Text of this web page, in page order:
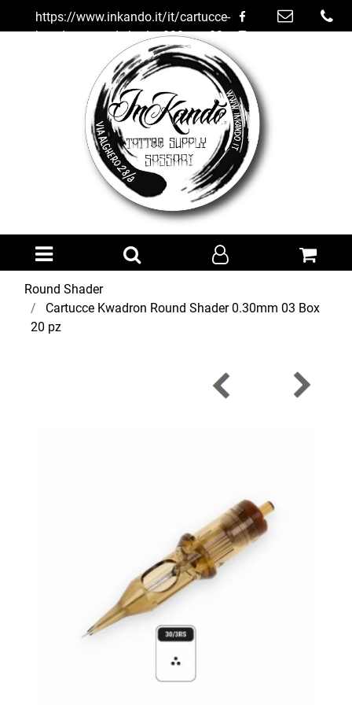
https://www.inkando.it/it/cartucce-
kwadron-round-shader-030mm-03-
Open menu
Round Shader
Cartucce Kwadron Round Shader 0.30mm 03 Box
20 pz